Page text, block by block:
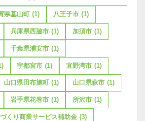
県基山町 (1) 八王子市 (1)
兵庫県西脇市 (1) 加須市 (1)
千葉県浦安市 (1)
宇都宮市 (1) 宜野湾市 (1)
山口県田布施町 (1) 山口県萩市 (1)
岩手県花巻市 (1) 所沢市 (1)
くり商業サービス補助金 (3)